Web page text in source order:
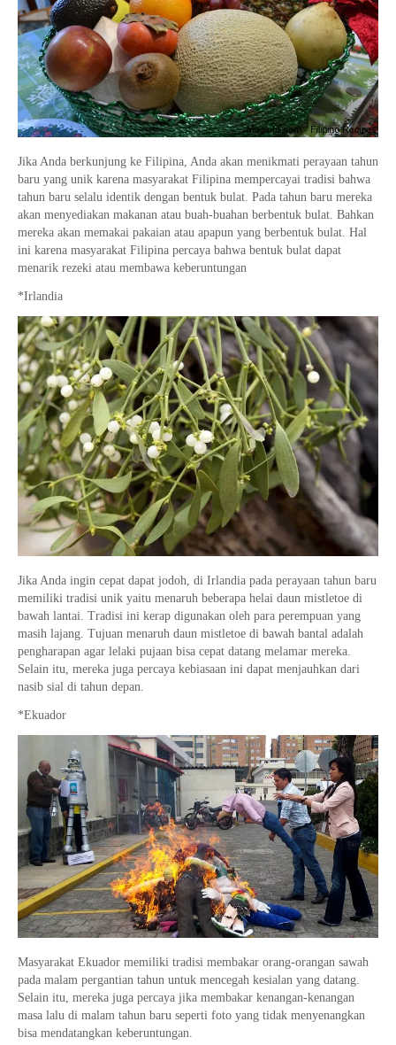
Jika Anda berkunjung ke Filipina, Anda akan menikmati perayaan tahun
baru yang unik karena masyarakat Filipina mempercayai tradisi bahwa
tahun baru selalu identik dengan bentuk bulat. Pada tahun baru mereka
akan menyediakan makanan atau buah-buahan berbentuk bulat. Bahkan
mereka akan memakai pakaian atau apapun yang berbentuk bulat. Hal
ini karena masyarakat Filipina percaya bahwa bentuk bulat dapat
menarik rezeki atau membawa keberuntungan
*Irlandia
Jika Anda ingin cepat dapat jodoh, di Irlandia pada perayaan tahun baru
memiliki tradisi unik yaitu menaruh beberapa helai daun mistletoe di
bawah lantai. Tradisi ini kerap digunakan oleh para perempuan yang
masih lajang. Tujuan menaruh daun mistletoe di bawah bantal adalah
pengharapan agar lelaki pujaan bisa cepat datang melamar mereka.
Selain itu, mereka juga percaya kebiasaan ini dapat menjauhkan dari
nasib sial di tahun depan.
*Ekuador
Masyarakat Ekuador memiliki tradisi membakar orang-orangan sawah
pada malam pergantian tahun untuk mencegah kesialan yang datang.
Selain itu, mereka juga percaya jika membakar kenangan-kenangan
masa lalu di malam tahun baru seperti foto yang tidak menyenangkan
bisa mendatangkan keberuntungan.